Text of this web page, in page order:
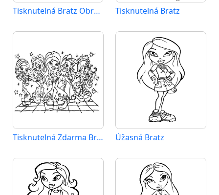
Tisknutelná Bratz Obrázek Tisknutelná Bratz
Tisknutelná Zdarma Bratz Úžasná Bratz